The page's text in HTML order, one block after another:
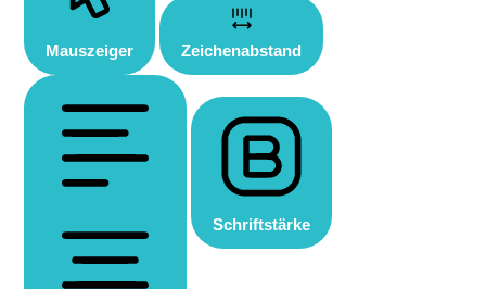
Mauszeiger Zeichenabstand
Schriftstärke